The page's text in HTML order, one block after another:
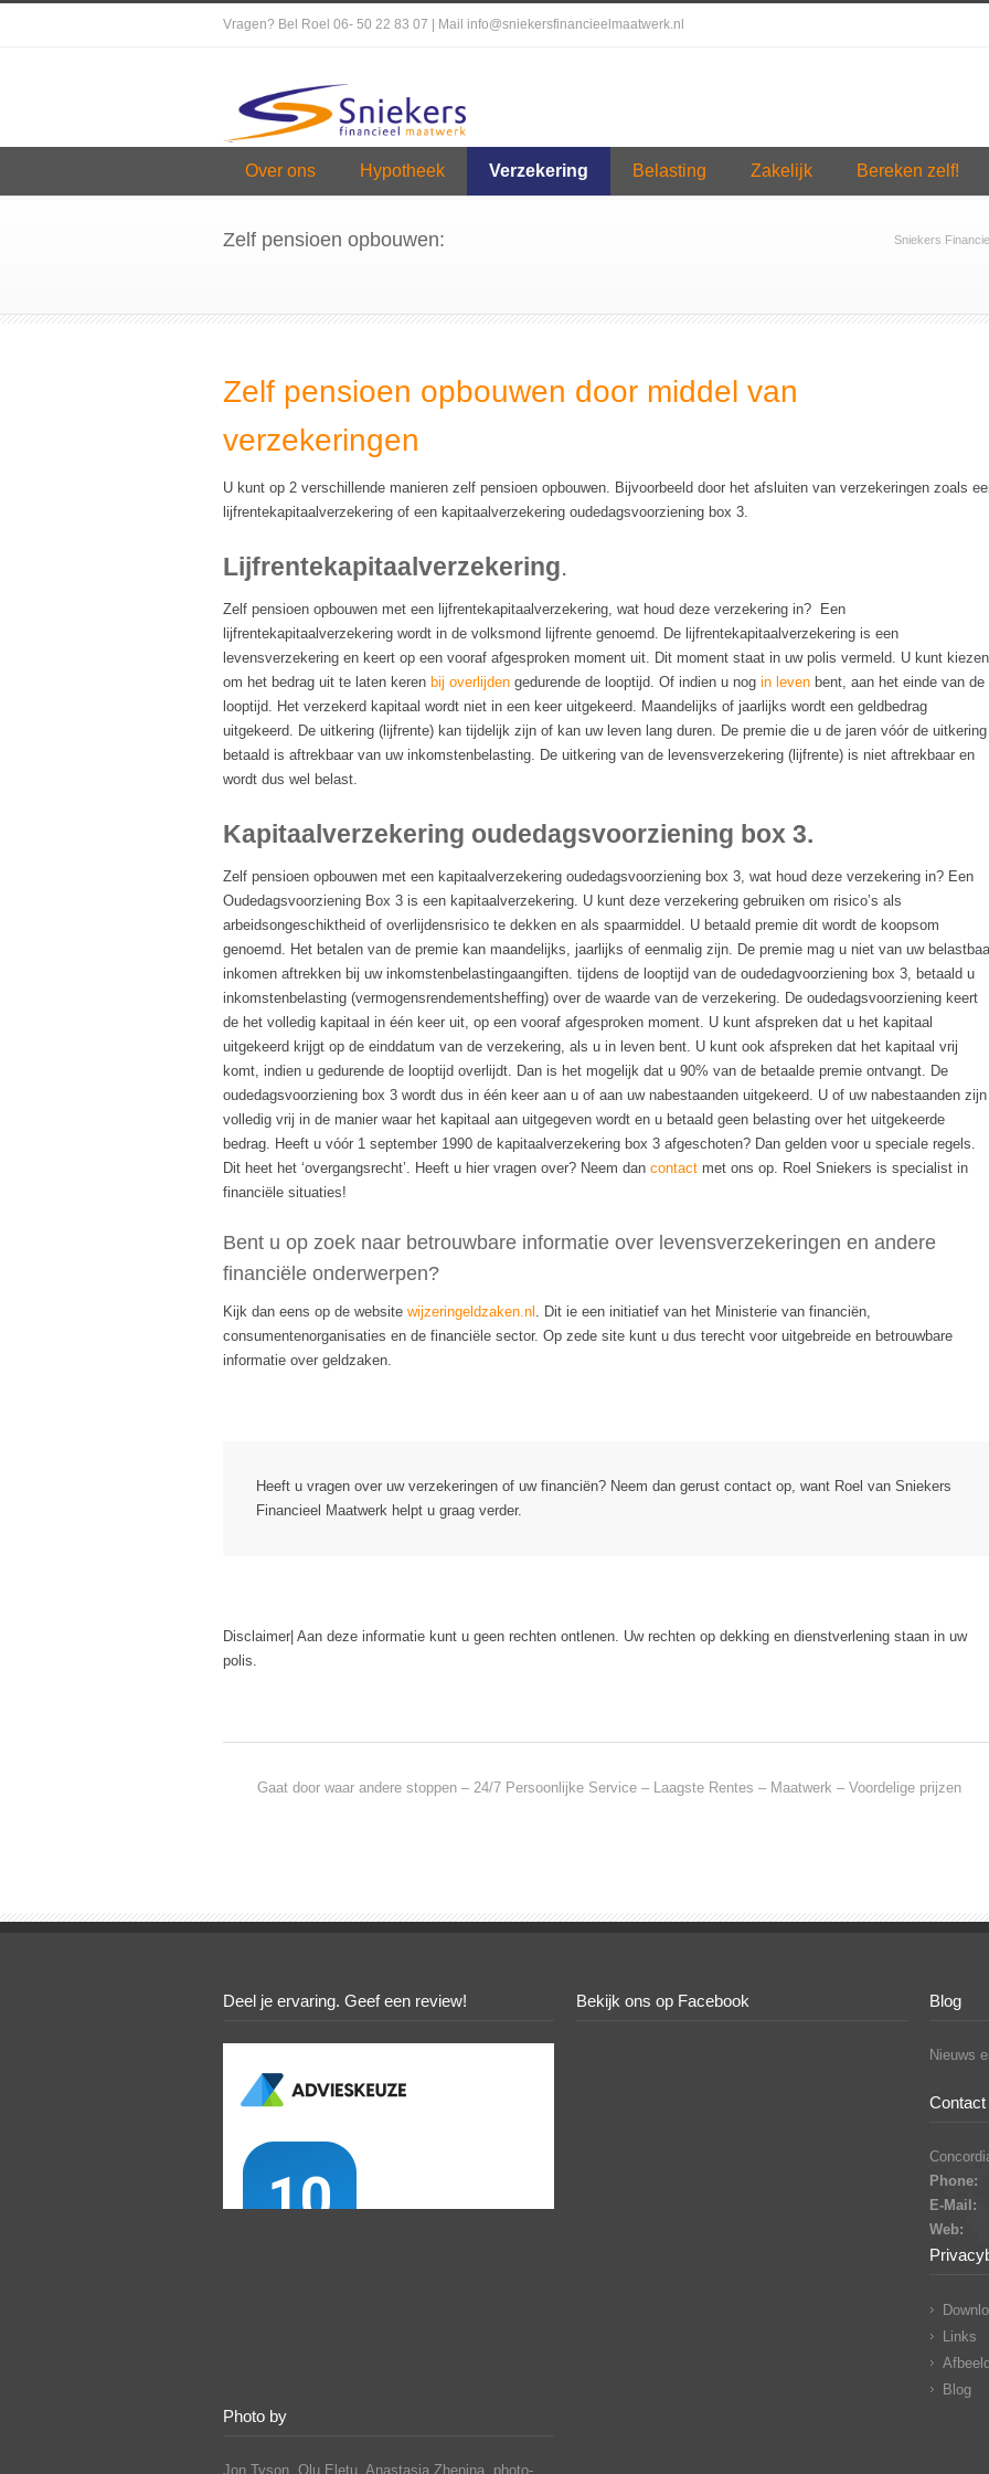
Vragen? Bel Roel 06- 50 22 83 07 | Mail info@sniekersfinancieelmaatwerk.nl
Over ons Hypotheek Verzekering Belasting Zakelijk Bereken zelf!
Zelf pensioen opbouwen: Sniekers
Zelf pensioen opbouwen door middel van
verzekeringen
U kunt op 2 verschillende manieren zelf pensioen opbouwen. Bijvoorbeeld door het afsluiten van verzekeringen zoals
lijfrentekapitaalverzekering of een kapitaalverzekering oudedagsvoorziening box 3.
Lijfrentekapitaalverzekering.
Zelf pensioen opbouwen met een lijfrentekapitaalverzekering, wat houd deze verzekering in? Een
lijfrentekapitaalverzekering wordt in de volksmond lijfrente genoemd. De lijfrentekapitaalverzekering is een
levensverzekering en keert op een vooraf afgesproken moment uit. Dit moment staat in uw polis vermeld. U kunt kiezen
om het bedrag uit te laten keren bij overlijden gedurende de looptijd. Of indien u nog in leven bent, aan het einde van de
looptijd. Het verzekerd kapitaal wordt niet in een keer uitgekeerd. Maandelijks of jaarlijks wordt een geldbedrag
uitgekeerd. De uitkering (lijfrente) kan tijdelijk zijn of kan uw leven lang duren. De premie die u de jaren vóór de uitkering
betaald is aftrekbaar van uw inkomstenbelasting. De uitkering van de levensverzekering (lijfrente) is niet aftrekbaar en
wordt dus wel belast.
Kapitaalverzekering oudedagsvoorziening box 3.
Zelf pensioen opbouwen met een kapitaalverzekering oudedagsvoorziening box 3, wat houd deze verzekering in? Een
Oudedagsvoorziening Box 3 is een kapitaalverzekering. U kunt deze verzekering gebruiken om risico’s als
arbeidsongeschiktheid of overlijdensrisico te dekken en als spaarmiddel. U betaald premie dit wordt de koopsom
genoemd. Het betalen van de premie kan maandelijks, jaarlijks of eenmalig zijn. De premie mag u niet van uw
inkomen aftrekken bij uw inkomstenbelastingaangiften. tijdens de looptijd van de oudedagvoorziening box 3, betaald u
inkomstenbelasting (vermogensrendementsheffing) over de waarde van de verzekering. De oudedagsvoorziening keert
de het volledig kapitaal in één keer uit, op een vooraf afgesproken moment. U kunt afspreken dat u het kapitaal
uitgekeerd krijgt op de einddatum van de verzekering, als u in leven bent. U kunt ook afspreken dat het kapitaal vrij
komt, indien u gedurende de looptijd overlijdt. Dan is het mogelijk dat u 90% van de betaalde premie ontvangt. De
oudedagsvoorziening box 3 wordt dus in één keer aan u of aan uw nabestaanden uitgekeerd. U of uw nabestaanden zijn
volledig vrij in de manier waar het kapitaal aan uitgegeven wordt en u betaald geen belasting over het uitgekeerde
bedrag. Heeft u vóór 1 september 1990 de kapitaalverzekering box 3 afgeschoten? Dan gelden voor u speciale regels.
Dit heet het ‘overgangsrecht’. Heeft u hier vragen over? Neem dan contact met ons op. Roel Sniekers is specialist in
financiële situaties!
Bent u op zoek naar betrouwbare informatie over levensverzekeringen en andere
financiële onderwerpen?
Kijk dan eens op de website wijzeringeldzaken.nl . Dit ie een initiatief van het Ministerie van financiën,
consumentenorganisaties en de financiële sector. Op zede site kunt u dus terecht voor uitgebreide en betrouwbare
informatie over geldzaken.
Heeft u vragen over uw verzekeringen of uw financiën? Neem dan gerust contact op, want Roel van Sniekers
Financieel Maatwerk helpt u graag verder.
Disclaimer| Aan deze informatie kunt u geen rechten ontlenen. Uw rechten op dekking en dienstverlening staan in uw
polis.
Gaat door waar andere stoppen – 24/7 Persoonlijke Service – Laagste Rentes – Maatwerk – Voordelige prijzen
Deel je ervaring. Geef een review! Bekijk ons op Facebook Blog
Nieuws
Contact
Phone:
E-Mail:
Web:
Links
Blog
Photo by
Jon Tyson, Olu Eletu, Anastasia Zhenina, photo-